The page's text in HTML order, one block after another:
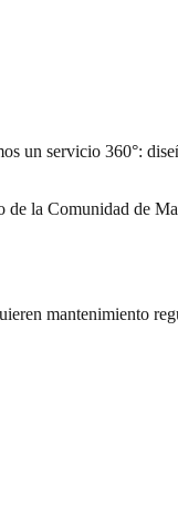
un servicio 360°:
la Comunidad de
mantenimiento